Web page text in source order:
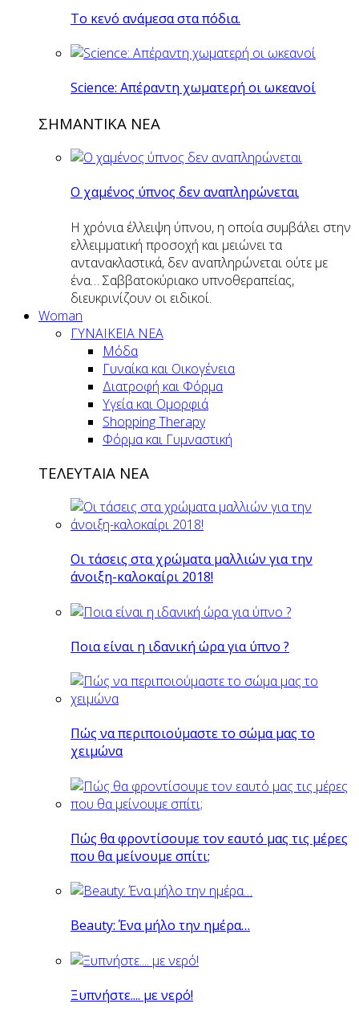
Το κενό ανάμεσα στα πόδια.
Science: Απέραντη χωματερή οι ωκεανοί
ΣΗΜΑΝΤΙΚΑ ΝΕΑ
Ο χαμένος ύπνος δεν αναπληρώνεται
Η χρόνια έλλειψη ύπνου, η οποία συμβάλει στην
ελλειμματική προσοχή και μειώνει τα
αντανακλαστικά, δεν αναπληρώνεται ούτε με
ένα… Σαββατοκύριακο υπνοθεραπείας,
διευκρινίζουν οι ειδικοί.
Woman
ΓΥΝΑΙΚΕΙΑ ΝΕΑ
Μόδα
Γυναίκα και Οικογένεια
Διατροφή και Φόρμα
Υγεία και Ομορφιά
Shopping Therapy
Φόρμα και Γυμναστική
ΤΕΛΕΥΤΑΙΑ ΝΕΑ
Οι τάσεις στα χρώματα μαλλιών για την
άνοιξη-καλοκαίρι 2018!
Ποια είναι η ιδανική ώρα για ύπνο ?
Πώς να περιποιούμαστε το σώμα μας το
χειμώνα
Πώς θα φροντίσουμε τον εαυτό μας τις μέρες
που θα μείνουμε σπίτι;
Beauty: Ένα μήλο την ημέρα…
Ξυπνήστε.... με νερό!